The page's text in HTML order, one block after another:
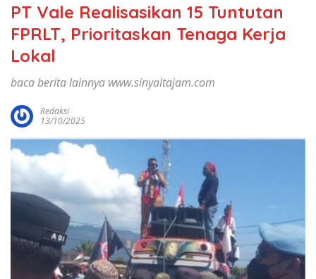
PT Vale Realisasikan 15 Tuntutan
FPRLT, Prioritaskan Tenaga Kerja
Lokal
baca berita lainnya www.sinyaltajam.com
Redaksi
13/10/2025